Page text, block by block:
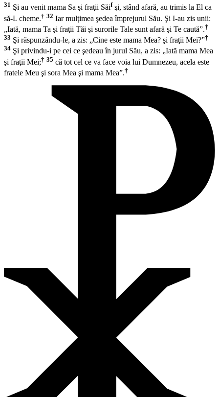
31 Şi au venit mama Sa şi fraţii Săif şi, stând afară, au trimis la El ca
să-L cheme.† 32 Iar mulţimea şedea împrejurul Său. Şi I-au zis unii:
„Iată, mama Ta şi fraţii Tăi şi surorile Tale sunt afară şi Te caută”.†
33 Şi răspunzându-le, a zis: „Cine este mama Mea? şi fraţii Mei?”†
34 Şi privindu-i pe cei ce şedeau în jurul Său, a zis: „Iată mama Mea
şi fraţii Mei;† 35 că tot cel ce va face voia lui Dumnezeu, acela este
fratele Meu şi sora Mea şi mama Mea”.†